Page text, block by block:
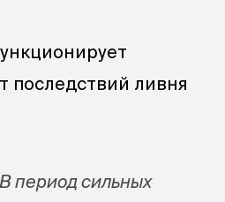
последствий ливня
период сильных